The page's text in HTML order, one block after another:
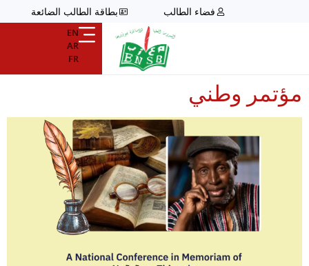
فضاء الطالب بطاقة الطالب الضائعة
EN
AR
FR
مؤتمر وطني